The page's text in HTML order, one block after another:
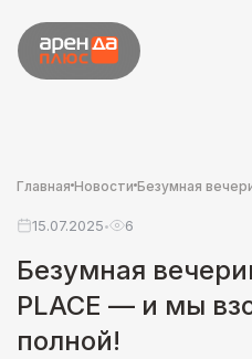
Главная Новости Безумная
15.07.2025• 6
Безумная
PLACE — и мы
полной!